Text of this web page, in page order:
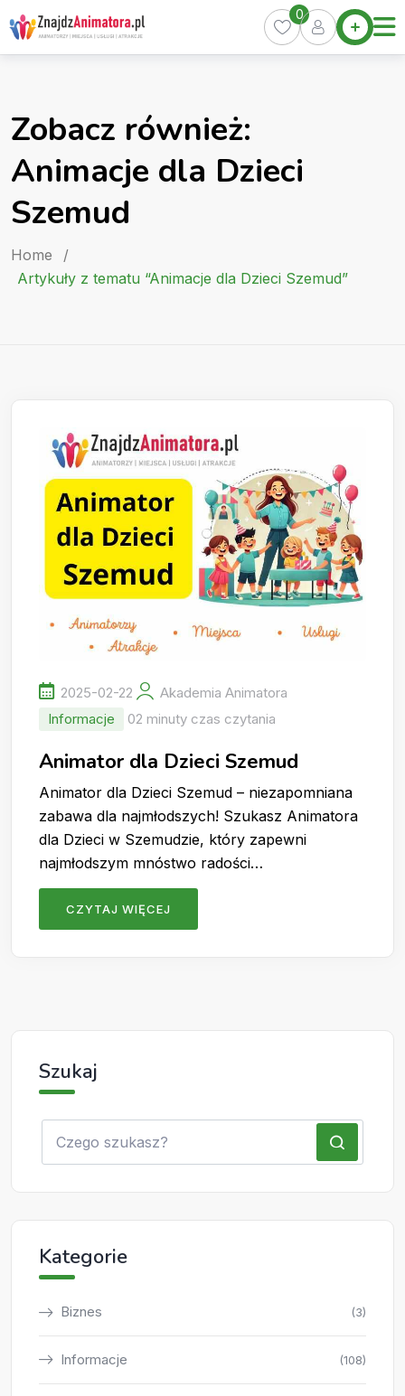
Skip
to
content
Home
Oferty
Kurs
0
Zobacz również:
Animacje dla Dzieci
Szemud
Home
/
Artykuły z tematu “Animacje dla Dzieci Szemud”
2025-02-22
Akademia Animatora
Informacje
02 minuty czas czytania
Animator dla Dzieci Szemud
Animator dla Dzieci Szemud – niezapomniana
zabawa dla najmłodszych! Szukasz Animatora
dla Dzieci w Szemudzie, który zapewni
najmłodszym mnóstwo radości…
CZYTAJ WIĘCEJ
Szukaj
Kategorie
Biznes (3)
Informacje (108)